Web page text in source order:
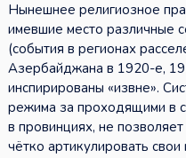
Нынешнее религиозное
имевшие место различные
(события в регионах
Азербайджана в 1920-е,
инспирированы «извне».
режима за проходящими в
в провинциях, не
чётко артикулировать